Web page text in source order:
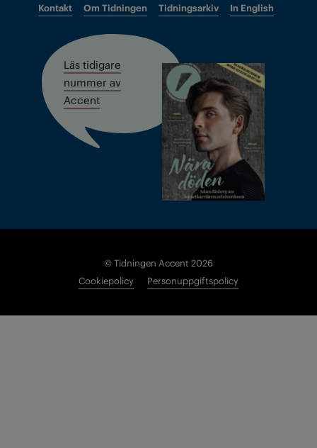
Kontakt Om Tidningen Tidningsarkiv In English
Läs tidigare
nummer av
Accent
© Tidningen Accent 2026
Cookiepolicy
Personuppgiftspolicy